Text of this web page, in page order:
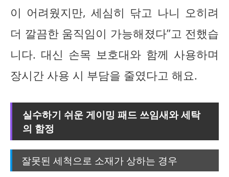
이 어려웠지만, 세심히 닦고 나니 오히려
더 깔끔한 움직임이 가능해졌다”고 전했습
니다. 대신 손목 보호대와 함께 사용하며
장시간 사용 시 부담을 줄였다고 해요.
실수하기 쉬운 게이밍 패드 쓰임새와 세탁
의 함정
잘못된 세척으로 소재가 상하는 경우